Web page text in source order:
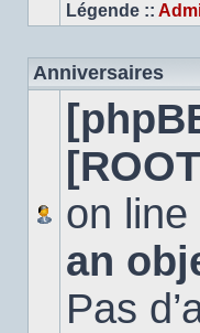
Légende ::
Anniversaires
on line
an
Pas